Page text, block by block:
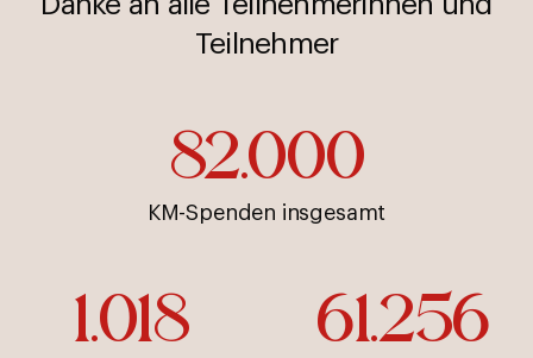
Teilnehmer
82.000
KM-Spenden insgesamt
1.018 61.256